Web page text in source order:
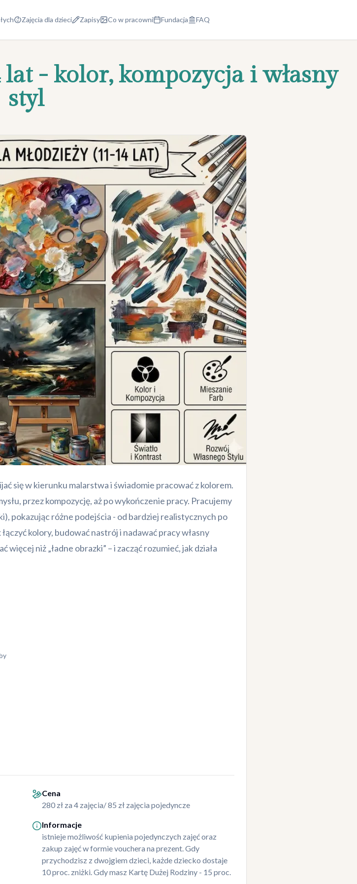
Zajęcia dla dzieci Zapisy Co w pracowni Fundacja FAQ
- kolor, kompozycja i własny
styl
się w kierunku malarstwa i świadomie pracować z kolorem.
przez kompozycję, aż po wykończenie pracy. Pracujemy
pokazując różne podejścia - od bardziej realistycznych po
kolory, budować nastrój i nadawać pracy własny
niż „ładne obrazki” – i zacząć rozumieć, jak działa
Cena
280 zł za 4 zajęcia/ 85 zł zajęcia pojedyncze
Informacje
istnieje możliwość kupienia pojedynczych zajęć oraz
zakup zajęć w formie vouchera na prezent. Gdy
przychodzisz z dwojgiem dzieci, każde dziecko dostaje
10 proc. zniżki. Gdy masz Kartę Dużej Rodziny - 15 proc.